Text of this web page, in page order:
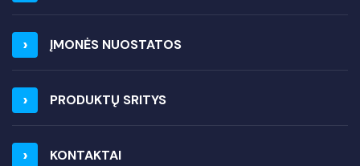
ĮMONĖS NUOSTATOS
PRODUKTŲ SRITYS
KONTAKTAI